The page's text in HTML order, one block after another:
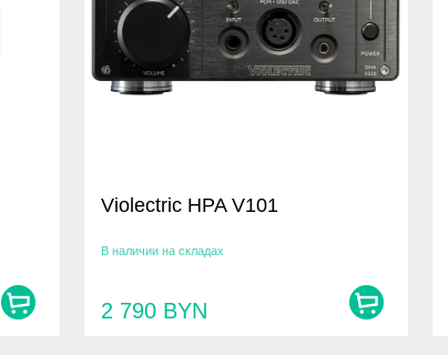
Violectric HPA V101
В наличии на складах
2 790 BYN